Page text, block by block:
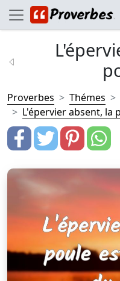
Proverbes Thémes
L'épervier absent, la